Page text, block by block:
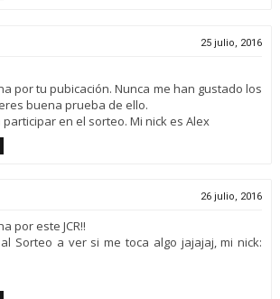
25 julio, 2016
por tu pubicación. Nunca me han gustado los
buena prueba de ello.
en el sorteo. Mi nick es Alex
26 julio, 2016
por este JCR!!
Sorteo a ver si me toca algo jajajaj, mi nick: